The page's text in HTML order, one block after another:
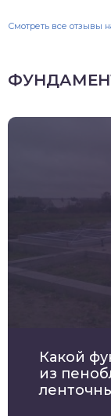
Смотреть все отзывы
Какой
из